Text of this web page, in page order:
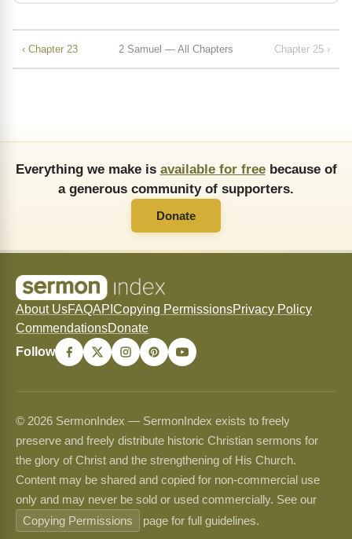
‹ Chapter 23 2 Samuel — All Chapters Chapter 25 ›
Everything we make is available for freebecause of
a generous community of supporters.
Donate
About UsFAQAPI Copying PermissionsPrivacy Policy
CommendationsDonate
Follow
© 2026 SermonIndex — SermonIndex exists to freely
preserve and freely distribute historic Christian sermons for
the glory of Christ and the strengthening of His Church.
Content may be shared and copied for non-commercial use
only and may never be sold or used commercially. See our
Copying Permissions
page for full guidelines.